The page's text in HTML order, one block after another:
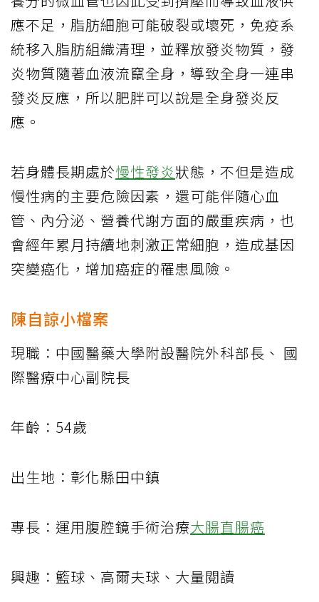
應不足，脂肪細胞可能破裂或壞死，免疫系
統移入脂肪組織清理，並釋放發炎物質，發
炎物質隨著血液流竄全身，導致全身一連串
發炎反應，所以肥胖可以說是全身發炎反
應。
若身體長期處於慢性發炎狀態，不但是造成
慢性病的主要危險因素，還可能伴隨心血
管、內分泌、營養代謝方面的嚴重疾病，也
會經年累月持續地刺激正常細胞，造成基因
突變癌化，增加癌症的罹患風險。
陳自諒小檔案
現職：中國醫藥大學附設醫院外科部長、 國
際醫療中心副院長
年齡：54歲
出生地：彰化縣田中鎮
專長：運用腹腔鏡手術治療大腸直腸癌
興趣：籃球、高爾夫球、大量閱讀